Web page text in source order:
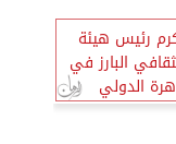
رئيس هيئة
البارز في
الدولي